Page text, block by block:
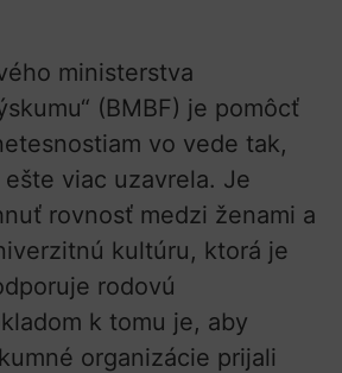
ministerstva
(BMBF) je pomôcť
vo vede tak,
viac uzavrela. Je
rovnosť medzi ženami a
kultúru, ktorá je
rodovú
k tomu je, aby
organizácie prijali